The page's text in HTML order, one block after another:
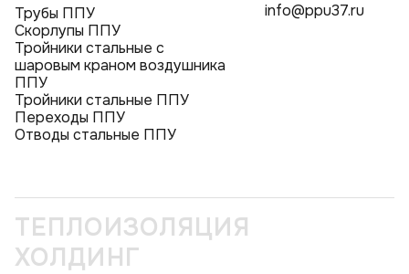
Трубы ППУ
Скорлупы ППУ
Тройники стальные с
шаровым краном воздушника
ППУ
Тройники стальные ППУ
Переходы ППУ
Отводы стальные ППУ
info@ppu37.ru
ТЕПЛОИЗОЛЯЦИЯ
ХОЛДИНГ